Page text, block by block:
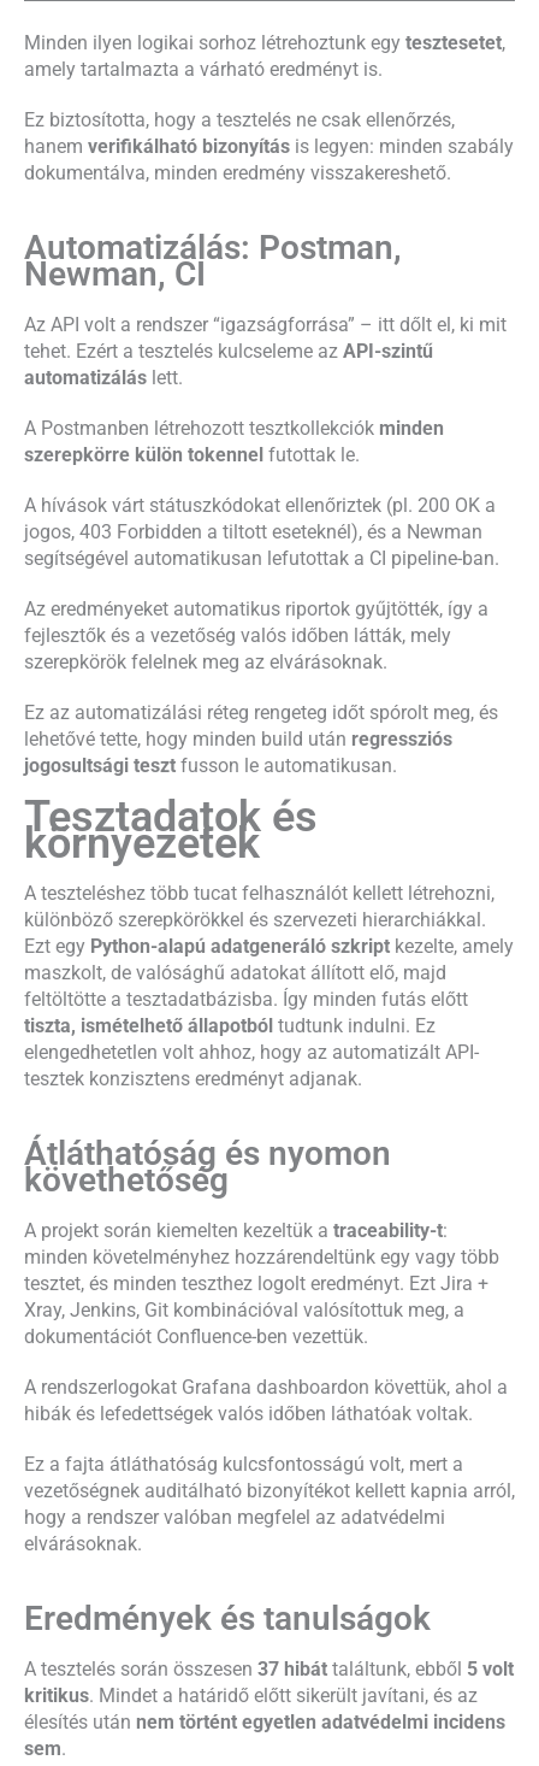
Minden ilyen logikai sorhoz létrehoztunk egy tesztesetet,
amely tartalmazta a várható eredményt is.
Ez biztosította, hogy a tesztelés ne csak ellenőrzés,
hanem verifikálható bizonyítás is legyen: minden szabály
dokumentálva, minden eredmény visszakereshető.
Automatizálás: Postman,
Newman, CI
Az API volt a rendszer “igazságforrása” – itt dőlt el, ki mit
tehet. Ezért a tesztelés kulcseleme az API-szintű
automatizálás lett.
A Postmanben létrehozott tesztkollekciók minden
szerepkörre külön tokennel futottak le.
A hívások várt státuszkódokat ellenőriztek (pl. 200 OK a
jogos, 403 Forbidden a tiltott eseteknél), és a Newman
segítségével automatikusan lefutottak a CI pipeline-ban.
Az eredményeket automatikus riportok gyűjtötték, így a
fejlesztők és a vezetőség valós időben látták, mely
szerepkörök felelnek meg az elvárásoknak.
Ez az automatizálási réteg rengeteg időt spórolt meg, és
lehetővé tette, hogy minden build után regressziós
jogosultsági teszt fusson le automatikusan.
Tesztadatok és
környezetek
A teszteléshez több tucat felhasználót kellett létrehozni,
különböző szerepkörökkel és szervezeti hierarchiákkal.
Ezt egy Python-alapú adatgeneráló szkript kezelte, amely
maszkolt, de valósághű adatokat állított elő, majd
feltöltötte a tesztadatbázisba. Így minden futás előtt
tiszta, ismételhető állapotból tudtunk indulni. Ez
elengedhetetlen volt ahhoz, hogy az automatizált API-
tesztek konzisztens eredményt adjanak.
Átláthatóság és nyomon
követhetőség
A projekt során kiemelten kezeltük a traceability-t:
minden követelményhez hozzárendeltünk egy vagy több
tesztet, és minden teszthez logolt eredményt. Ezt Jira +
Xray, Jenkins, Git kombinációval valósítottuk meg, a
dokumentációt Confluence-ben vezettük.
A rendszerlogokat Grafana dashboardon követtük, ahol a
hibák és lefedettségek valós időben láthatóak voltak.
Ez a fajta átláthatóság kulcsfontosságú volt, mert a
vezetőségnek auditálható bizonyítékot kellett kapnia arról,
hogy a rendszer valóban megfelel az adatvédelmi
elvárásoknak.
Eredmények és tanulságok
A tesztelés során összesen 37 hibát találtunk, ebből 5 volt
kritikus. Mindet a határidő előtt sikerült javítani, és az
élesítés után nem történt egyetlen adatvédelmi incidens
sem.